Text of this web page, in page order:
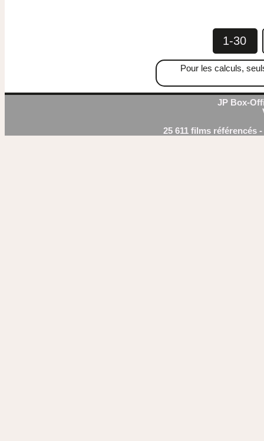
1-30
Pour les calculs,
JP Box-
25 611 films référencés